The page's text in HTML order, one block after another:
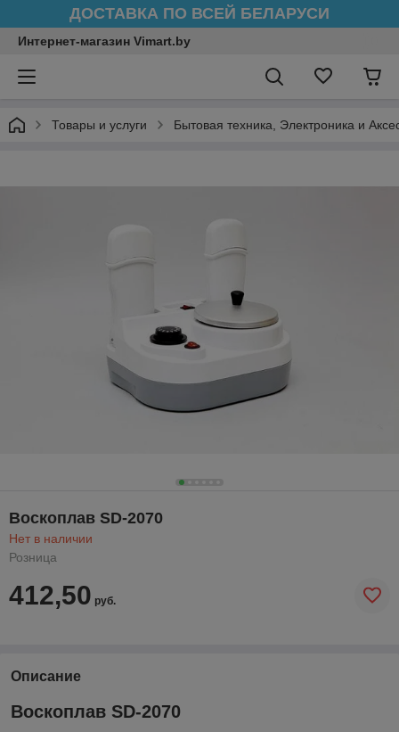
ДОСТАВКА ПО ВСЕЙ БЕЛАРУСИ
Интернет-магазин Vimart.by
Товары и услуги Бытовая техника, Электроника и
Воскоплав SD-2070
Нет в наличии
Розница
412,50 руб.
Описание
Воскоплав SD-2070